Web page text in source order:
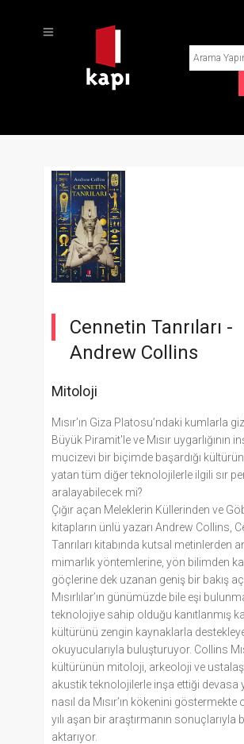
Cennetin Tanrıları -
Andrew Collins
Mitoloji
Mısır’ın Giza Platosu’ndaki kumlarla
Büyük Piramit'le ve Mısır uygarlığının
mucizevi bir biçimde başardığı
yatan tüm diğer teknolojilerle ilgili sır
aralayabilecek mi?
Çığır açan Meleklerin Küllerinden ve
kitapların ünlü yazarı Andrew Collins,
Tanrıları kitabında kutsal metinlerden
mimarlık yöntemlerine, yön bilimden
göçlerine dek uzanan geniş bir bakış
Mısırlılar’ın günümüzde bile eşi
teknolojiye sahip olduğu kanıtlanmış
kültürünü zengin kaynaklarla
okuyucularıyla buluşturuyor. Collins
kültürünün mitoloji, arkeoloji ve
akustik teknolojilerle inşa ettiği devasa
nasıl da Mısır’ın kökenini
yılı aşan bir araştırmanın sonuçlarıyla
aktarıyor.